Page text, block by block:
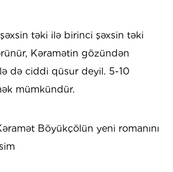
təki ilə birinci şəxsin təki
Kəramətin gözündən
də ciddi qüsur deyil. 5-10
mümkündür.